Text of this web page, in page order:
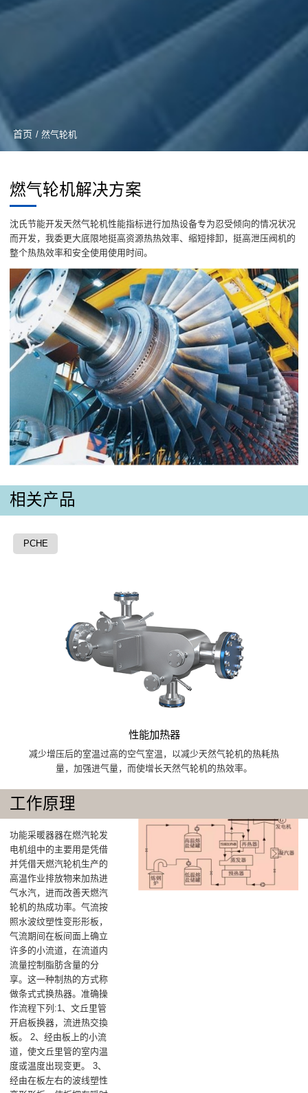
首页 / 然气轮机
燃气轮机解决方案
沈氏节能开发天然气轮机性能指标进行加热设备专为忍受倾向的情况状况
而开发，我委更大底限地挺高资源热热效率、缩短排卸，挺高泄压阀机的
整个热热效率和安全使用使用时间。
相关产品
PCHE
性能加热器
减少增压后的室温过高的空气室温，以减少天然气轮机的热耗热
量，加强进气量，而使增长天然气轮机的热效率。
工作原理
功能采暖器器在燃汽轮发
电机组中的主要用是凭借
并凭借天燃汽轮机生产的
高温作业排放物来加热进
气水汽，进而改善天燃汽
轮机的热成功率‌。气流按
照水波纹塑性变形形板，
气流期间在板间面上确立
许多的小流道，在流道内
流量控制脂肪含量的分
享。这一种制热的方式称
做条式式换热器。准确操
作流程下列:1、文丘里管
开启板换器，流进热交換
板。 2、经由板上的小流
道，使文丘里管的室内温
度或温度出现变更。 3、
经由在板左右的波线塑性